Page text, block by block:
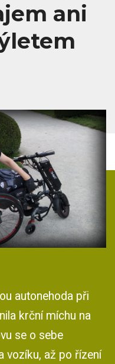
ani
autonehoda při
krční míchu na
se o sebe
vozíku, až po řízení